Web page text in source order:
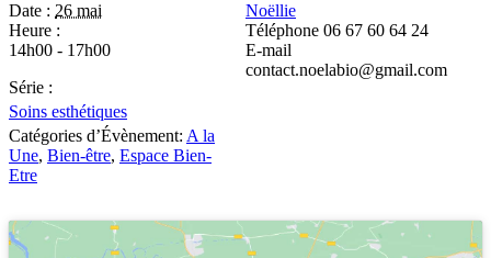
Date : 26 mai
Heure :
14h00 - 17h00
Série :
Soins esthétiques
Catégories d’Évènement: A la
Une, Bien-être, Espace Bien-
Etre
Noëllie
Téléphone 06 67 60 64 24
E-mail
contact.noelabio@gmail.com